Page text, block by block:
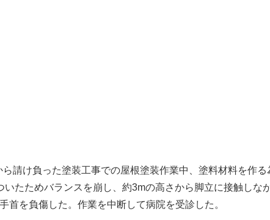
請け負った塗装工事での屋根塗装作業中、塗料材料を作
たためバランスを崩し、約3mの高さから脚立に接触しな
を負傷した。作業を中断して病院を受診した。